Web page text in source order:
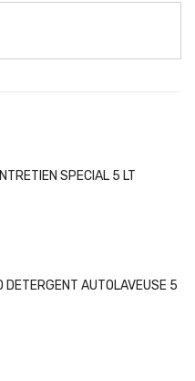
SPECIAL 5 LT
DETERGENT AUTOLAVEUSE 5